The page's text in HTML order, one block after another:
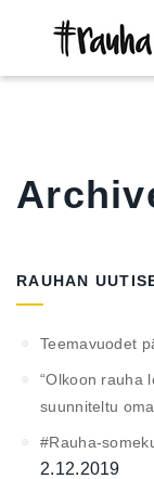
RAUHAN
Teemavuodet
“Olkoon rauha
suunniteltu
#Rauha-
2.12.2019